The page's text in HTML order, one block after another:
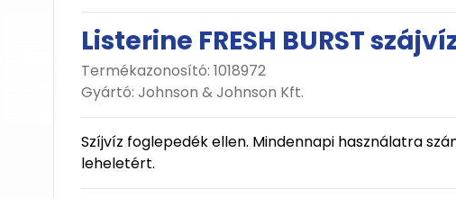
Listerine FRESH BURST
Termékazonosító: 1018972
Gyártó:Johnson & Johnson Kft.
Szíjvíz foglepedék ellen. Mindennapi használatra
leheletért.